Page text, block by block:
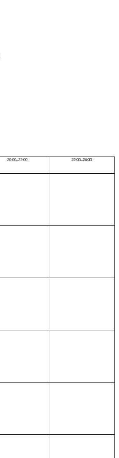
20:00–22:00 22:00–24:00